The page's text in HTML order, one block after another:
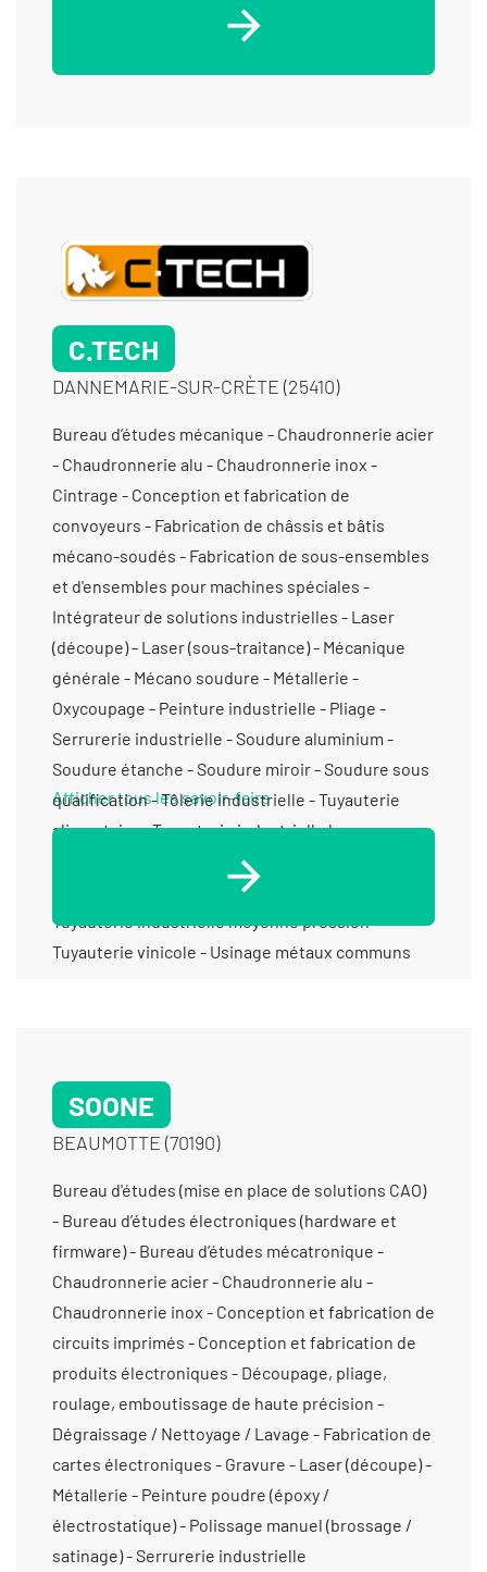
C.TECH
DANNEMARIE-SUR-CRÈTE (25410)
Bureau d’études mécanique - Chaudronnerie acier
- Chaudronnerie alu - Chaudronnerie inox -
Cintrage - Conception et fabrication de
convoyeurs - Fabrication de châssis et bâtis
mécano-soudés - Fabrication de sous-ensembles
et d'ensembles pour machines spéciales -
Intégrateur de solutions industrielles - Laser
(découpe) - Laser (sous-traitance) - Mécanique
générale - Mécano soudure - Métallerie -
Oxycoupage - Peinture industrielle - Pliage -
Serrurerie industrielle - Soudure aluminium -
Soudure étanche - Soudure miroir - Soudure sous
qualification - Tôlerie industrielle - Tuyauterie
alimentaire - Tuyauterie industrielle basse
pression - Tuyauterie industrielle haute pression -
Tuyauterie industrielle haute température -
Tuyauterie industrielle moyenne pression -
Tuyauterie vinicole - Usinage métaux communs
Afficher tous les savoir-faire
SOONE
BEAUMOTTE (70190)
Bureau d'études (mise en place de solutions CAO)
- Bureau d’études électroniques (hardware et
firmware) - Bureau d’études mécatronique -
Chaudronnerie acier - Chaudronnerie alu -
Chaudronnerie inox - Conception et fabrication de
circuits imprimés - Conception et fabrication de
produits électroniques - Découpage, pliage,
roulage, emboutissage de haute précision -
Dégraissage / Nettoyage / Lavage - Fabrication de
cartes électroniques - Gravure - Laser (découpe) -
Métallerie - Peinture poudre (époxy /
électrostatique) - Polissage manuel (brossage /
satinage) - Serrurerie industrielle